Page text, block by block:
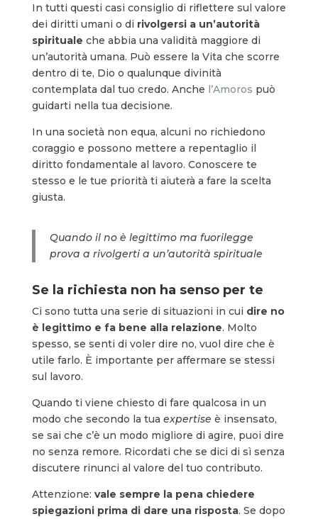
In tutti questi casi consiglio di riflettere sul valore
dei diritti umani o di rivolgersi a un’autorità
spirituale che abbia una validità maggiore di
un’autorità umana. Può essere la Vita che scorre
dentro di te, Dio o qualunque divinità
contemplata dal tuo credo. Anche l’Amoros può
guidarti nella tua decisione.
In una società non equa, alcuni no richiedono
coraggio e possono mettere a repentaglio il
diritto fondamentale al lavoro. Conoscere te
stesso e le tue priorità ti aiuterà a fare la scelta
giusta.
Quando il no è legittimo ma fuorilegge
prova a rivolgerti a un’autorità spirituale
Se la richiesta non ha senso per te
Ci sono tutta una serie di situazioni in cui dire no
è legittimo e fa bene alla relazione. Molto
spesso, se senti di voler dire no, vuol dire che è
utile farlo. È importante per affermare se stessi
sul lavoro.
Quando ti viene chiesto di fare qualcosa in un
modo che secondo la tua expertise è insensato,
se sai che c’è un modo migliore di agire, puoi dire
no senza remore. Ricordati che se dici di sì senza
discutere rinunci al valore del tuo contributo.
Attenzione: vale sempre la pena chiedere
spiegazioni prima di dare una risposta. Se dopo